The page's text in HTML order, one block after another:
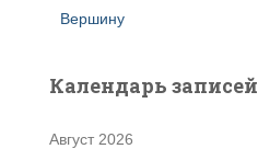
Вершину
Календарь записей
Август 2026